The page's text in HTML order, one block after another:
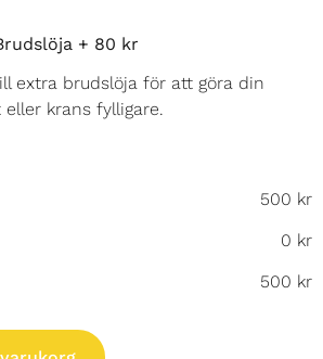
+ 80 kr
extra brudslöja för att göra din
eller krans fylligare.
500 kr
0 kr
500 kr